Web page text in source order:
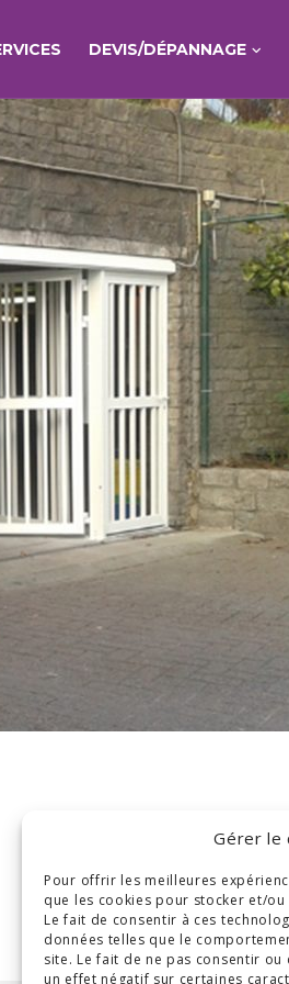
Gérer le
Pour offrir les meilleures
que les cookies pour stocker et/
Le fait de consentir à ces
données telles que le
site. Le fait de ne pas consentir
un effet négatif sur certaines
DEVIS/DÉPANNAGE